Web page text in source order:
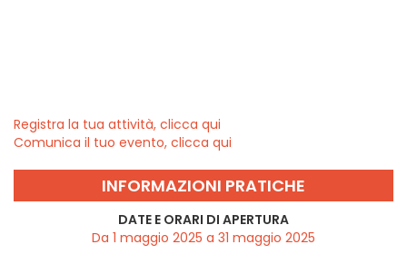
Registra la tua attività, clicca qui
Comunica il tuo evento, clicca qui
INFORMAZIONI PRATICHE
DATE E ORARI DI APERTURA
Da 1 maggio 2025 a 31 maggio 2025